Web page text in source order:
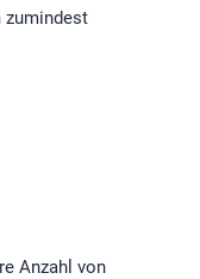
zumindest
Anzahl von